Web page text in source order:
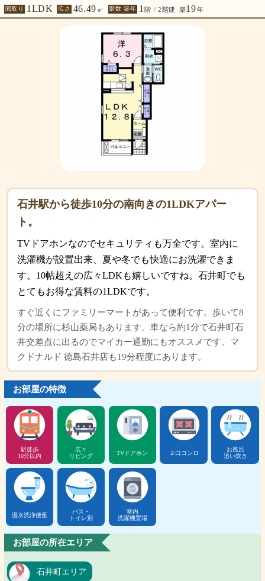
間取り 1LDK 広さ 46.49 ㎡ 階数 築年 1 階 / 2階建 築19年
石井駅から徒歩10分の南向きの1LDKアパー
ト。
TVドアホンなのでセキュリティも万全です。室内に
洗濯機が設置出来、夏や冬でも快適にお洗濯できま
す。10帖超えの広々LDKも嬉しいですね。石井町でも
とてもお得な賃料の1LDKです。
すぐ近くにファミリーマートがあって便利です。歩いて8
分の場所に杉山薬局もあります。車なら約1分で石井町石
井交差点に出るのでマイカー通勤にもオススメです。マ
クドナルド 徳島石井店も19分程度にあります。
お部屋の特徴
駅徒歩
10分以内
広々
リビング
TVドアホン ２口コンロ
お風呂
追い炊き
温水洗浄便座
バス・
トイレ別
室内
洗濯機置場
お部屋の所在エリア
石井町エリア